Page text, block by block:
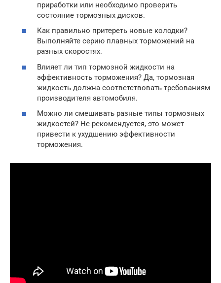
приработки или необходимо проверить
состояние тормозных дисков.
Как правильно притереть новые колодки?
Выполняйте серию плавных торможений на
разных скоростях.
Влияет ли тип тормозной жидкости на
эффективность торможения? Да, тормозная
жидкость должна соответствовать требованиям
производителя автомобиля.
Можно ли смешивать разные типы тормозных
жидкостей? Не рекомендуется, это может
привести к ухудшению эффективности
торможения.